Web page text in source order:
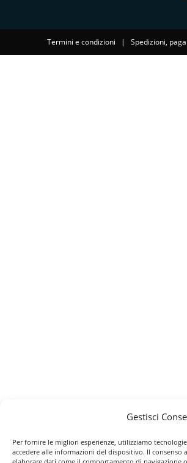
Gestisci
Per fornire le migliori esperienze, utilizziamo
accedere alle informazioni del dispositivo. Il consenso
Termini e condizioni | Spedizioni,